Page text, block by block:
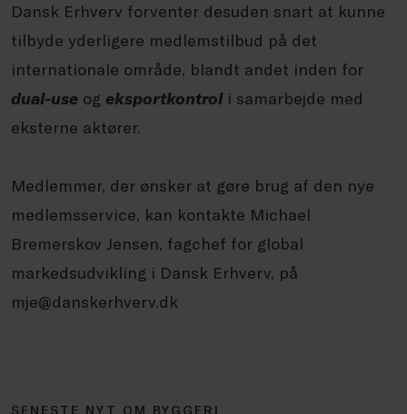
Dansk Erhverv forventer desuden snart at kunne
tilbyde yderligere medlemstilbud på det
internationale område, blandt andet inden for
dual-use og eksportkontroli samarbejde med
eksterne aktører.
Medlemmer, der ønsker at gøre brug af den nye
medlemsservice, kan kontakte Michael
Bremerskov Jensen, fagchef for global
markedsudvikling i Dansk Erhverv, på
mje@danskerhverv.dk
SENESTE NYT OM BYGGERI